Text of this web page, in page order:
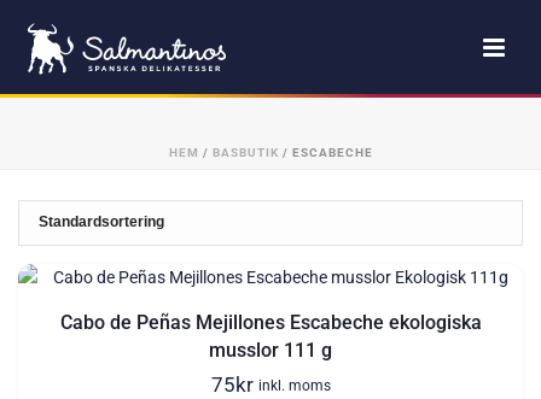
HEM / BASBUTIK / ESCABECHE
Cabo de Peñas Mejillones Escabeche ekologiska
musslor 111 g
75kr inkl. moms